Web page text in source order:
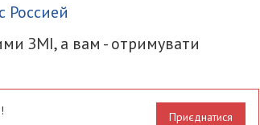
Россией
ЗМІ, а вам - отримувати
Приєднатися